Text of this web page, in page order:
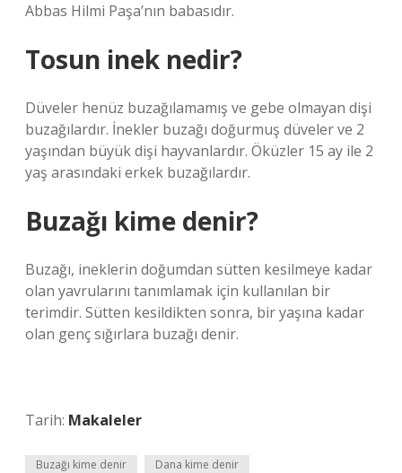
Abbas Hilmi Paşa’nın babasıdır.
Tosun inek nedir?
Düveler henüz buzağılamamış ve gebe olmayan dişi
buzağılardır. İnekler buzağı doğurmuş düveler ve 2
yaşından büyük dişi hayvanlardır. Öküzler 15 ay ile 2
yaş arasındaki erkek buzağılardır.
Buzağı kime denir?
Buzağı, ineklerin doğumdan sütten kesilmeye kadar
olan yavrularını tanımlamak için kullanılan bir
terimdir. Sütten kesildikten sonra, bir yaşına kadar
olan genç sığırlara buzağı denir.
Tarih: Makaleler
Buzağı kime denir Dana kime denir